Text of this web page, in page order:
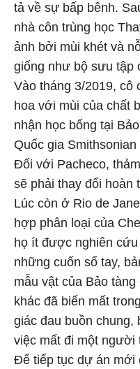
tả về sự bấp bênh.
nhà côn trùng học
ảnh bởi mùi khét và
giống như bộ sưu tập
Vào tháng 3/2019,
hoa với mùi của chất
nhận học bổng tại
Quốc gia
Đối với Pacheco,
sẽ phải thay đổi hoàn
Lúc còn ở Rio de
hợp phân loại của
họ ít được nghiên
những cuốn sổ tay,
mẫu vật của Bảo
khác đã biến mất
giác đau buồn chung,
việc mất đi một người
Để tiếp tục dự án mới